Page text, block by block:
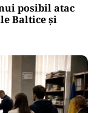
posibil atac
Baltice și